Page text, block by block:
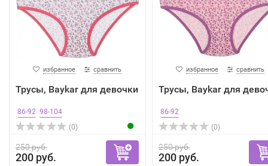
избранное сравнить
Трусы, Baykar для девочки
86-92 98-104
(0)
250 руб.
200 руб.
избранное сравнить
Трусы, Baykar для
86-92
(0)
250 руб.
200 руб.